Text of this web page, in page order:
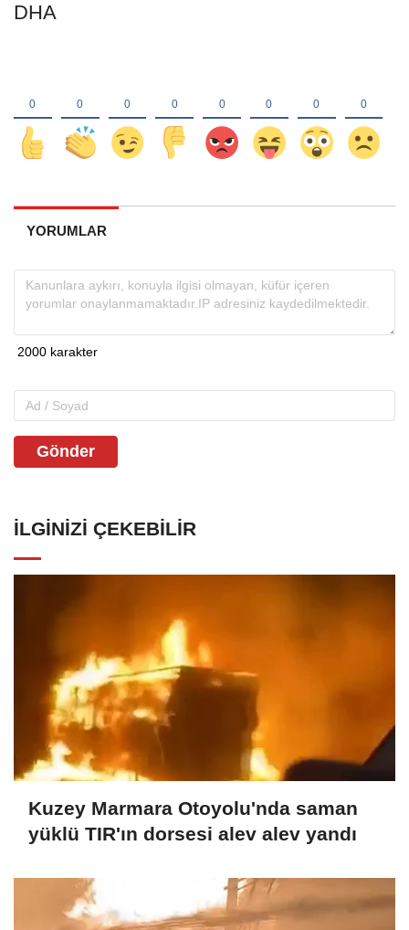
DHA
YORUMLAR
Gönder
İLGINIZI ÇEKEBILIR
Kuzey Marmara Otoyolu'nda saman
yüklü TIR'ın dorsesi alev alev yandı